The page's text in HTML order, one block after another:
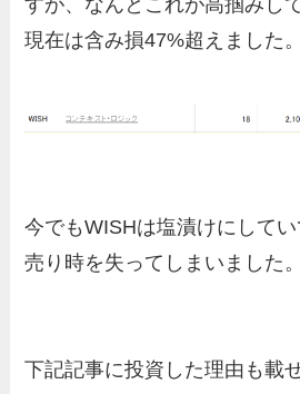
すが、なんとこれが高掴みし
現在は含み損47%超えました
今でもWISHは塩漬けにしてい
売り時を失ってしまいました。
下記記事に投資した理由も載